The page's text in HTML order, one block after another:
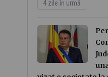
4 zile în urmă